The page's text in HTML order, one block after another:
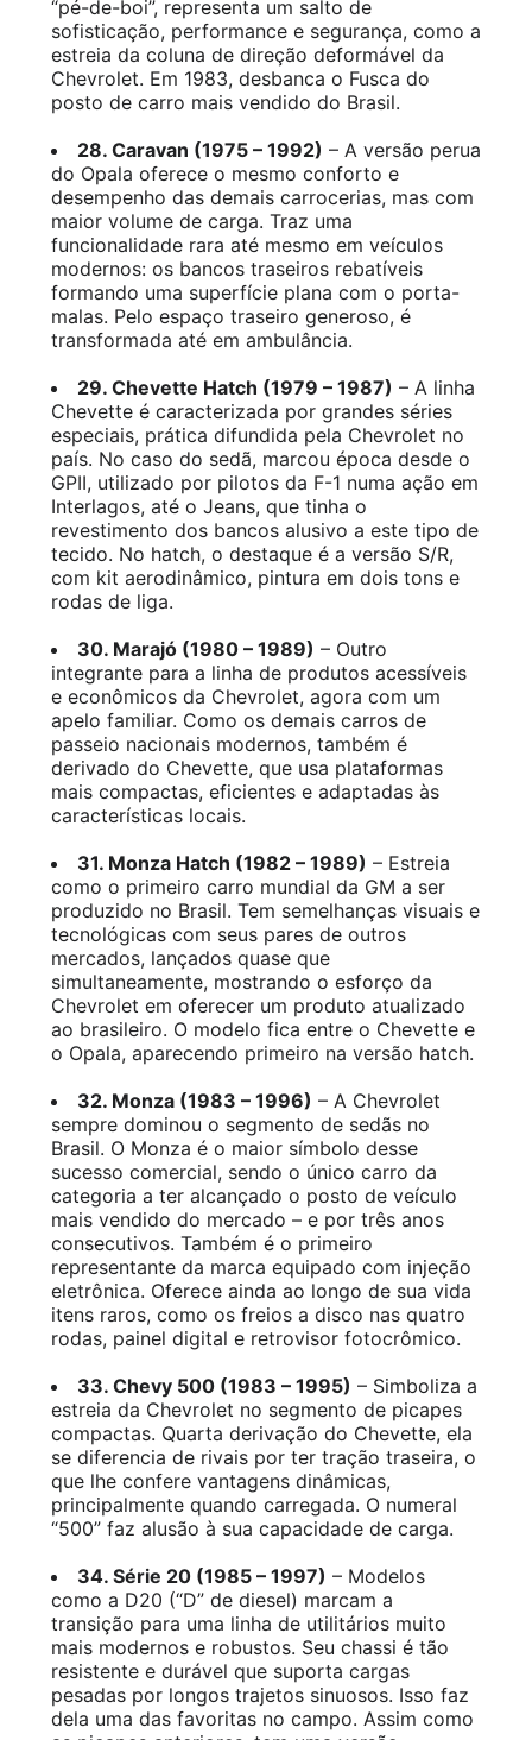
“pé-de-boi”, representa um salto de
sofisticação, performance e segurança, como a
estreia da coluna de direção deformável da
Chevrolet. Em 1983, desbanca o Fusca do
posto de carro mais vendido do Brasil.
28. Caravan (1975 – 1992) – A versão perua
do Opala oferece o mesmo conforto e
desempenho das demais carrocerias, mas com
maior volume de carga. Traz uma
funcionalidade rara até mesmo em veículos
modernos: os bancos traseiros rebatíveis
formando uma superfície plana com o porta-
malas. Pelo espaço traseiro generoso, é
transformada até em ambulância.
29. Chevette Hatch (1979 – 1987) – A linha
Chevette é caracterizada por grandes séries
especiais, prática difundida pela Chevrolet no
país. No caso do sedã, marcou época desde o
GPII, utilizado por pilotos da F-1 numa ação em
Interlagos, até o Jeans, que tinha o
revestimento dos bancos alusivo a este tipo de
tecido. No hatch, o destaque é a versão S/R,
com kit aerodinâmico, pintura em dois tons e
rodas de liga.
30. Marajó (1980 – 1989) – Outro
integrante para a linha de produtos acessíveis
e econômicos da Chevrolet, agora com um
apelo familiar. Como os demais carros de
passeio nacionais modernos, também é
derivado do Chevette, que usa plataformas
mais compactas, eficientes e adaptadas às
características locais.
31. Monza Hatch (1982 – 1989) – Estreia
como o primeiro carro mundial da GM a ser
produzido no Brasil. Tem semelhanças visuais e
tecnológicas com seus pares de outros
mercados, lançados quase que
simultaneamente, mostrando o esforço da
Chevrolet em oferecer um produto atualizado
ao brasileiro. O modelo fica entre o Chevette e
o Opala, aparecendo primeiro na versão hatch.
32. Monza (1983 – 1996) – A Chevrolet
sempre dominou o segmento de sedãs no
Brasil. O Monza é o maior símbolo desse
sucesso comercial, sendo o único carro da
categoria a ter alcançado o posto de veículo
mais vendido do mercado – e por três anos
consecutivos. Também é o primeiro
representante da marca equipado com injeção
eletrônica. Oferece ainda ao longo de sua vida
itens raros, como os freios a disco nas quatro
rodas, painel digital e retrovisor fotocrômico.
33. Chevy 500 (1983 – 1995) – Simboliza a
estreia da Chevrolet no segmento de picapes
compactas. Quarta derivação do Chevette, ela
se diferencia de rivais por ter tração traseira, o
que lhe confere vantagens dinâmicas,
principalmente quando carregada. O numeral
“500” faz alusão à sua capacidade de carga.
34. Série 20 (1985 – 1997) – Modelos
como a D20 (“D” de diesel) marcam a
transição para uma linha de utilitários muito
mais modernos e robustos. Seu chassi é tão
resistente e durável que suporta cargas
pesadas por longos trajetos sinuosos. Isso faz
dela uma das favoritas no campo. Assim como